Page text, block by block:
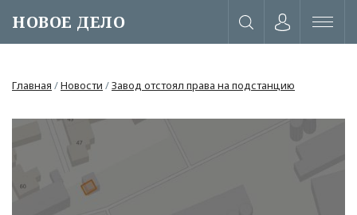
НОВОЕ ДЕЛО
Главная /Новости /Завод отстоял права на подстанцию